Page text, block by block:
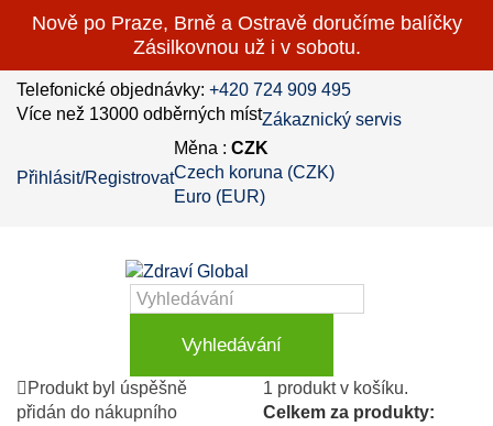
Nově po Praze, Brně a Ostravě doručíme balíčky
Zásilkovnou už i v sobotu.
Telefonické objednávky: +420 724 909 495
Více než 13000 odběrných místZákaznický servis
Přihlásit/Registrovat
Měna : CZK
Czech koruna (CZK)
Euro (EUR)
Vyhledávání
Produkt byl úspěšně
přidán do nákupního
1 produkt v košíku.
Celkem za produkty: